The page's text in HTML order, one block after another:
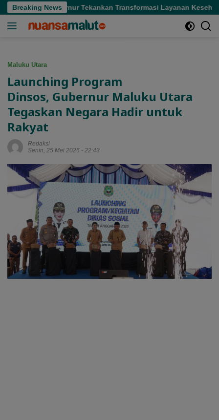
Langsung
ke
Breaking News
Gubernur Tekankan Transformasi Layanan Kesehatan
Maluku Utara
Launching Program
Dinsos, Gubernur Maluku Utara
Tegaskan Negara Hadir untuk
Rakyat
Redaksi
Senin, 25 Mei 2026 - 22:43